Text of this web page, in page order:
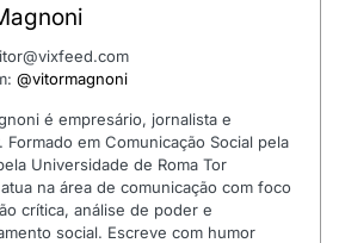
@vitormagnoni
é empresário, jornalista e
Formado em Comunicação Social pela
Universidade de Roma Tor
na área de comunicação com foco
crítica, análise de poder e
social. Escreve com humor